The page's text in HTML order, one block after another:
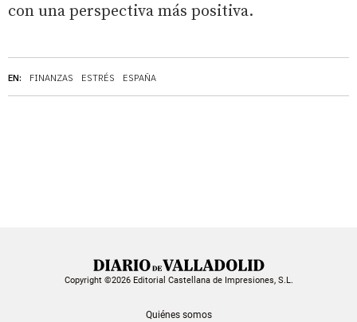
EN: FINANZAS ESTRÉS ESPAÑA
con una perspectiva más positiva.
Copyright ©2026 Editorial Castellana de Impresiones, S.L.
Quiénes somos